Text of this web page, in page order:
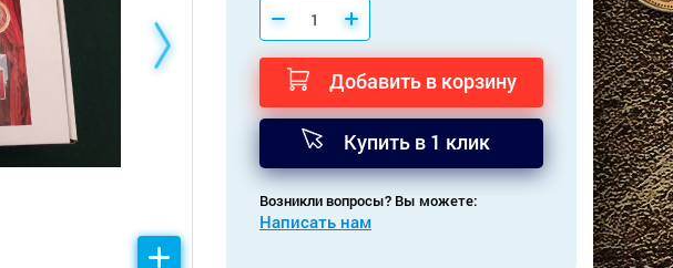
Добавить в корзину
Купить в 1 клик
Возникли вопросы? Вы можете:
Написать нам